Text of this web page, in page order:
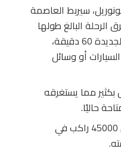
سيربط العاصمة
الرحلة البالغ طولها
54 كم 60 دقيقة إلى العاصمة الجديدة 60 دقيقة،
أو وسائل
مما يستغرقه
حاليًا.
يستوعب القطار نقل ما يقرب من 45000 راكب في